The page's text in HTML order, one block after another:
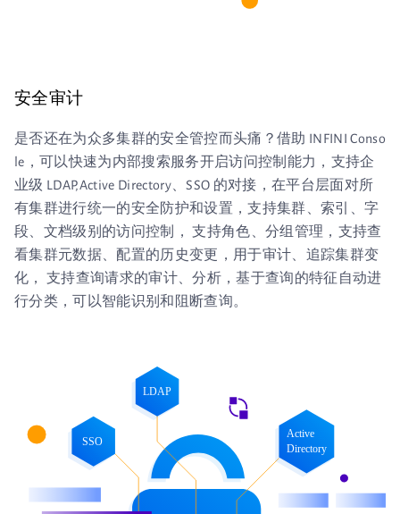
安全审计
是否还在为众多集群的安全管控而头痛？借助 INFINI Conso
le，可以快速为内部搜索服务开启访问控制能力，支持企
业级 LDAP,Active Directory、SSO 的对接，在平台层面对所
有集群进行统一的安全防护和设置，支持集群、索引、字
段、文档级别的访问控制， 支持角色、分组管理，支持查
看集群元数据、配置的历史变更，用于审计、追踪集群变
化， 支持查询请求的审计、分析，基于查询的特征自动进
行分类，可以智能识别和阻断查询。